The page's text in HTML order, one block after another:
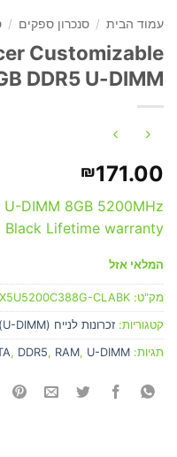
עמוד הבית / סנכרון ספקים /
Customizable
DDR5 U-DIMM
₪171.00
U-DIMM 8GB 5200MHz
Black Lifetime warranty
המלאי אזל
מק"ט: CLABK
קטגוריות: זכרונות לנייח (U-DIMM)
תגיות: , DDR5, RAM, U-DIMM